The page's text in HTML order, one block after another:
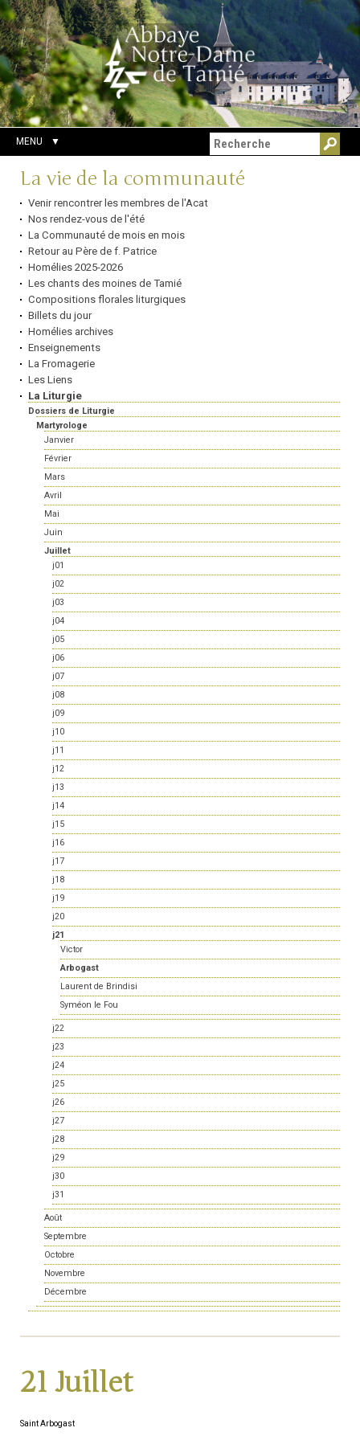
Aller
au
contenu.
|
Aller
à
la
navigation
Outils
personnels
Chercher par
Recherche
avancée…
MENU
Navigation
La vie de la communauté
Venir rencontrer les membres de l'Acat
Nos rendez-vous de l'été
La Communauté de mois en mois
Retour au Père de f. Patrice
Homélies 2025-2026
Les chants des moines de Tamié
Compositions florales liturgiques
Billets du jour
Homélies archives
Enseignements
La Fromagerie
Les Liens
La Liturgie
Dossiers de Liturgie
Martyrologe
Janvier
Février
Mars
Avril
Mai
Juin
Juillet
j01
j02
j03
j04
j05
j06
j07
j08
j09
j10
j11
j12
j13
j14
j15
j16
j17
j18
j19
j20
j21
Victor
Arbogast
Laurent de Brindisi
Syméon le Fou
j22
j23
j24
j25
j26
j27
j28
j29
j30
j31
Août
Septembre
Octobre
Novembre
Décembre
21 Juillet
Saint Arbogast